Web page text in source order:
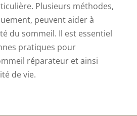
Plusieurs méthodes,
peuvent aider à
du sommeil. Il est essentiel
pratiques pour
réparateur et ainsi
de vie.